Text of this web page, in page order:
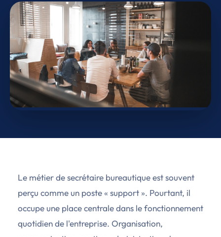
Le métier de secrétaire bureautique est souvent
perçu comme un poste « support ». Pourtant, il
occupe une place centrale dans le fonctionnement
quotidien de l'entreprise. Organisation,